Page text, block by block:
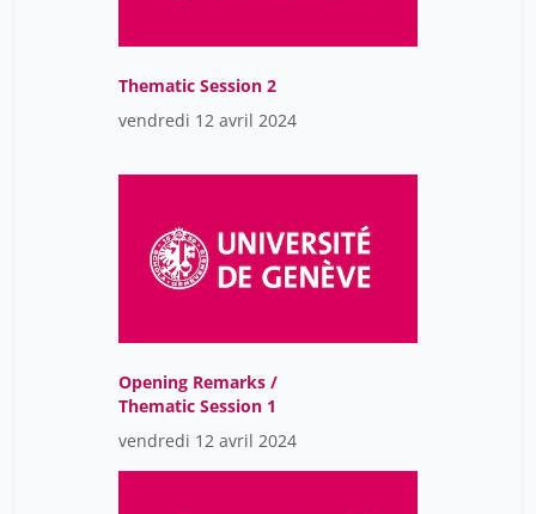
Thematic Session 2
vendredi 12 avril 2024
Opening Remarks /
Thematic Session 1
vendredi 12 avril 2024